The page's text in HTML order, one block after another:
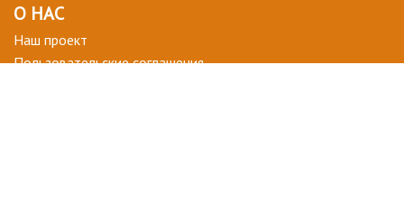
О НАС
Наш проект
Пользовательские соглашения